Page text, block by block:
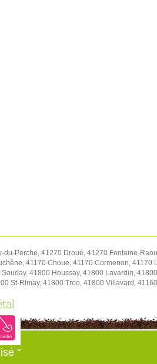
du-Perche, 41270 Droué, 41270 Fontaine-
41170 Choue, 41170 Cormenon, 41170
41800 Houssay, 41800 Lavardin,
St-Rimay, 41800 Troo, 41800 Villavard,
"